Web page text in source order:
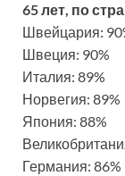
65 лет, по
Швейцария:
Швеция: 90%
Италия: 89%
Норвегия: 89%
Япония: 88%
Германия: 86%